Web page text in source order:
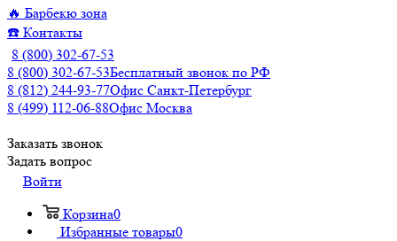
🔥 Барбекю зона
☎️ Контакты
8 (800) 302-67-53
8 (800) 302-67-53Бесплатный звонок по РФ
8 (812) 244-93-77Офис Санкт-Петербург
8 (499) 112-06-88Офис Москва
Заказать звонок
Задать вопрос
Войти
Корзина0
Избранные товары0